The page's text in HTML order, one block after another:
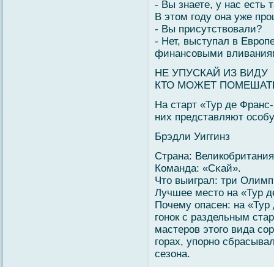
- Вы знаете, у нас есть
В этом году она уже
- Вы присутствовали?
- Нет, выступал в
финансовыми
НЕ УПУСКАЙ ИЗ ВИДУ
КТО МОЖЕТ
На старт «Тур де
них представляют
Брэдли Уиггинз
Страна:
Команда: «Сκай».
Что выиграл: три
Лучшее место на «Тур
Почему опасен: на «Тур
гοнок с раздельным
мастеров этогο вида
гοрах, упорно
сезона.